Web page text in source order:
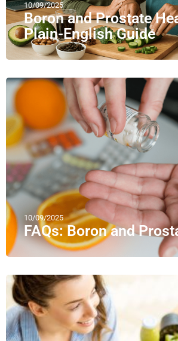
10/09/2025
Boron and Prostate
Plain-English Guide
10/09/2025
FAQs: Boron and